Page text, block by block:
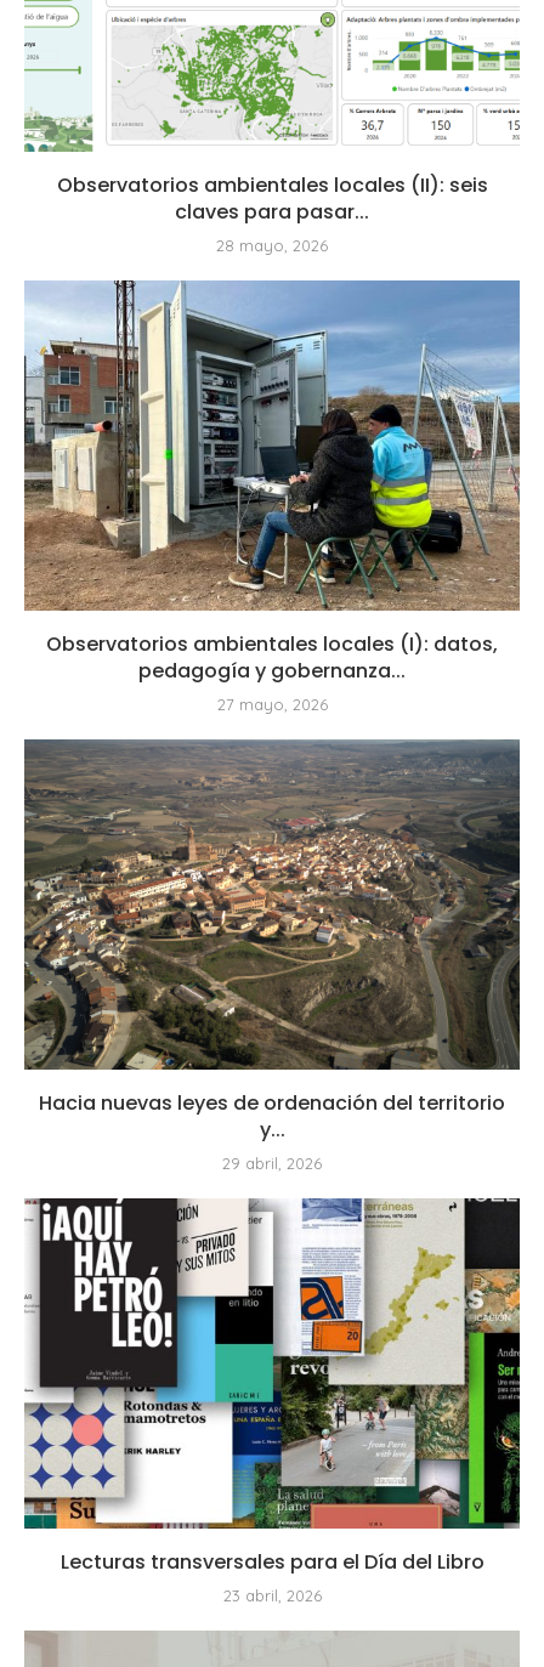
Observatorios ambientales locales (II): seis
claves para pasar...
28 mayo, 2026
Observatorios ambientales locales (I): datos,
pedagogía y gobernanza...
27 mayo, 2026
Hacia nuevas leyes de ordenación del territorio
y...
29 abril, 2026
Lecturas transversales para el Día del Libro
23 abril, 2026